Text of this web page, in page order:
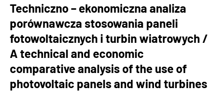
Techniczno – ekonomiczna analiza
porównawcza stosowania paneli
fotowoltaicznych i turbin wiatrowych /
A technical and economic
comparative analysis of the use of
photovoltaic panels and wind turbines